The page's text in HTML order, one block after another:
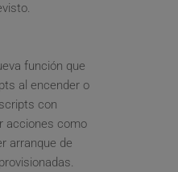
función que
al encender o
con
acciones como
arranque de